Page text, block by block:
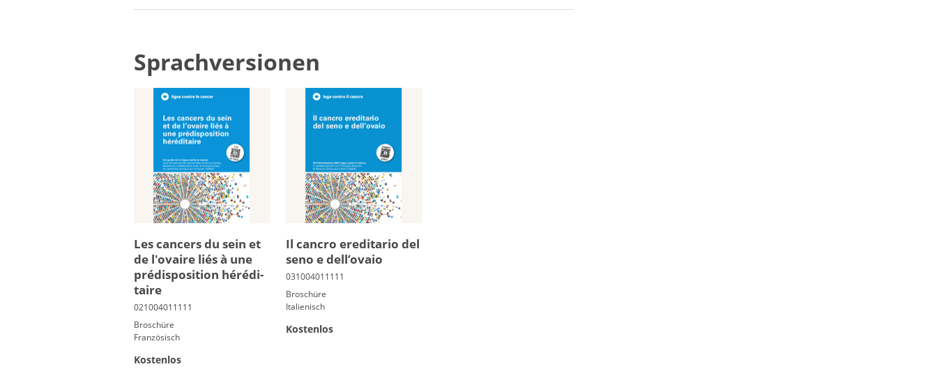
Sprachversionen
Les can­cers du sein et
de l'ovaire liés à une
pré­dis­po­si­tion hé­ré­di­
taire
Broschüre
Französisch
Kostenlos
Il cancro ereditario del
seno e dell’ova­io
Broschüre
Italienisch
Kostenlos